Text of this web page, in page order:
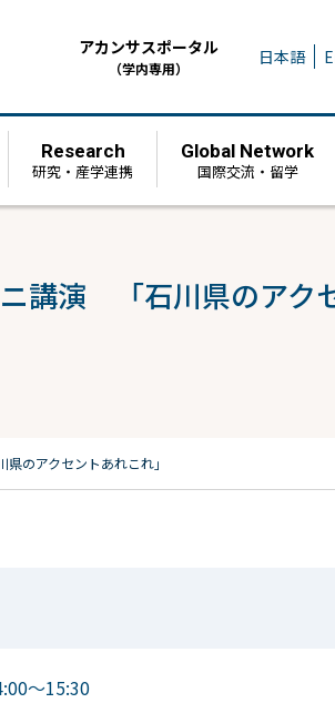
アカンサスポータル
（学内専用） 日本語
Research
研究・産学連携
Global Network
国際交流・留学
講演 「石川県のアク
のアクセントあれこれ」
～15:30